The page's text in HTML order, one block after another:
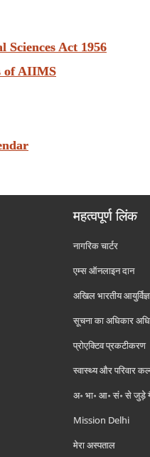
Act 1956
of AIIMS
महत्वपूर्ण लिंक
नागरिक चार्टर
एम्स ऑनलाइन दान
अखिल भारतीय
सूचना का अधिकार
प्रोएक्टिव प्रकटीकरण
स्वास्थ्य और परिवार
अ॰ भा॰ आ॰ सं॰ से जुड़े
Mission Delhi
मेरा अस्पताल